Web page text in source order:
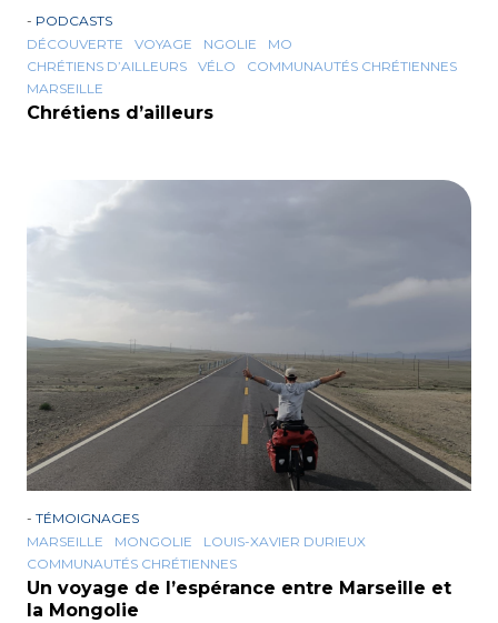
- PODCASTS
DÉCOUVERTE
VOYAGE NGOLIE
MO
CHRÉTIENS D’AILLEURS
VÉLO
COMMUNAUTÉS CHRÉTIENNES
MARSEILLE
Chrétiens d’ailleurs
- TÉMOIGNAGES
MARSEILLE
MONGOLIE
LOUIS-XAVIER DURIEUX
COMMUNAUTÉS CHRÉTIENNES
Un voyage de l’espérance entre Marseille et
la Mongolie